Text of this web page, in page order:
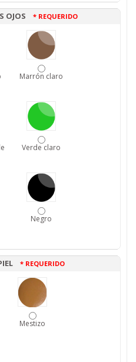
OJOS * REQUERIDO
Marrón claro
Verde claro
Negro
* REQUERIDO
Mestizo